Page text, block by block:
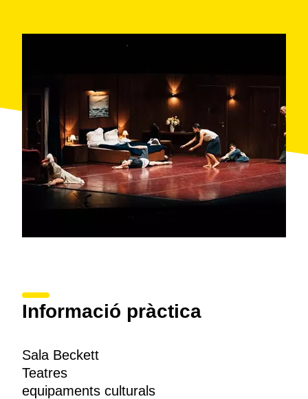
Informació pràctica
Sala Beckett
Teatres
equipaments culturals